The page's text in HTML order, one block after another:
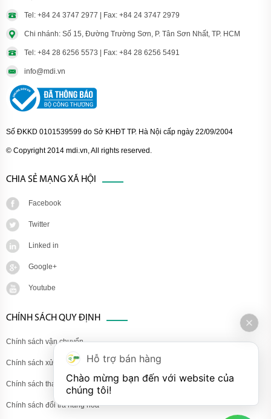
Tel: +84 24 3747 2977 | Fax: +84 24 3747 2979
Chi nhánh: Số 15, Đường Trường Sơn, P. Tân Sơn Nhất, TP. HCM
Tel: +84 28 6256 5573 | Fax: +84 28 6256 5491
info@mdi.vn
Số ĐKKD 0101539599 do Sở KHĐT TP. Hà Nội cấp ngày 22/09/2004
© Copyright 2014 mdi.vn, All rights reserved.
CHIA SẺ MẠNG XÃ HỘI
Facebook
Twitter
Linked in
Google+
Youtube
CHÍNH SÁCH QUY ĐỊNH
Chính sách vận chuyển
Chính sách xử lý khiếu nại
Chính sách thanh toán
Chính sách đổi trả hàng hóa
Hỗ trợ bán hàng
Chào mừng bạn đến với website của
chúng tôi!